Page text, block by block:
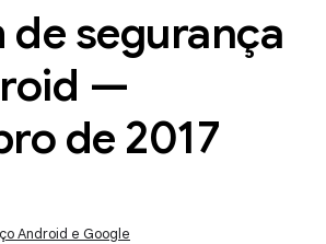
de segurança
—
de 2017
Android e Google